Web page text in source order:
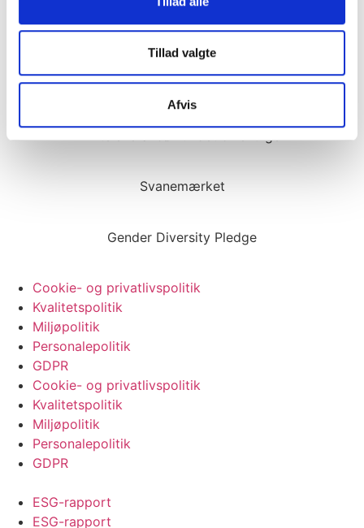
Tillad valgte
Afvis
Opfylder Servicenormen
AAA kreditvurdering
Svanemærket
Gender Diversity Pledge
Cookie- og privatlivspolitik
Kvalitetspolitik
Miljøpolitik
Personalepolitik
GDPR
Cookie- og privatlivspolitik
Kvalitetspolitik
Miljøpolitik
Personalepolitik
GDPR
ESG-rapport
ESG-rapport